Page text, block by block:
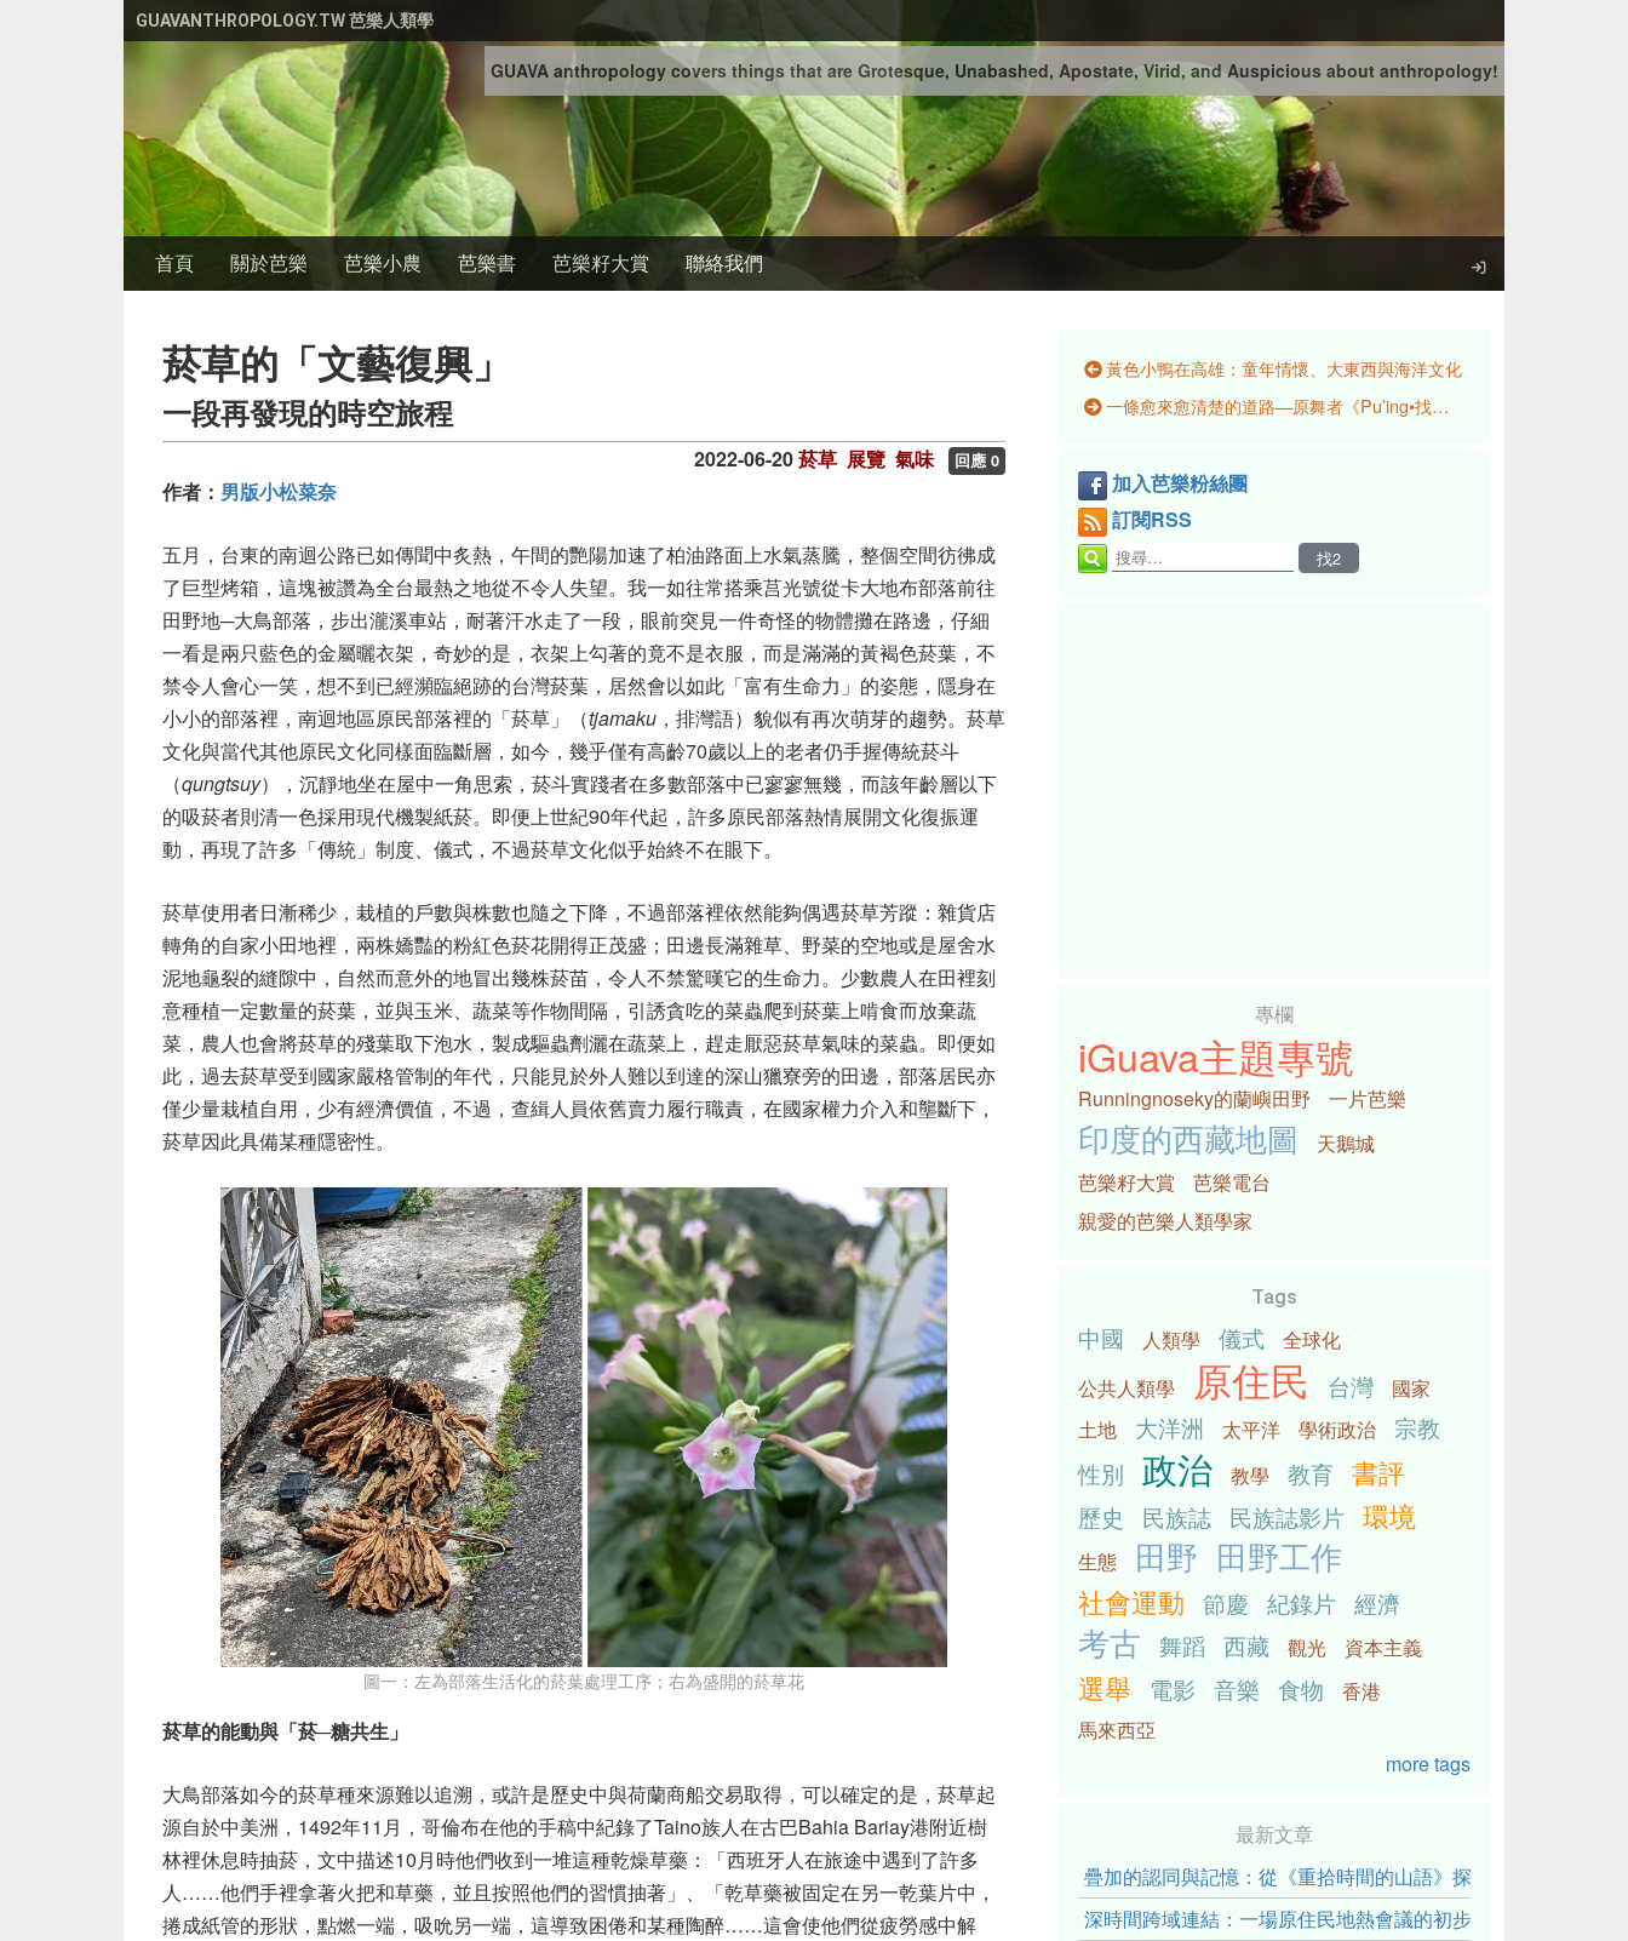
GUAVANTHROPOLOGY.TW 芭樂人類學
GUAVA anthropology covers things that are Grotesque, Unabashed, Apostate, Virid, and Auspicious about anthropology!
首頁 關於芭樂 芭樂小農 芭樂書 芭樂籽大賞 聯絡我們
菸草的「文藝復興」
一段再發現的時空旅程
2022-06-20菸草 展覽 氣味 回應 0
作者： 男版小松菜奈
五月，台東的南迴公路已如傳聞中炙熱，午間的艷陽加速了柏油路面上水氣蒸騰，整個空間彷彿成
了巨型烤箱，這塊被讚為全台最熱之地從不令人失望。我一如往常搭乘莒光號從卡大地布部落前往
田野地─大鳥部落，步出瀧溪車站，耐著汗水走了一段，眼前突見一件奇怪的物體攤在路邊，仔細
一看是兩只藍色的金屬曬衣架，奇妙的是，衣架上勾著的竟不是衣服，而是滿滿的黃褐色菸葉，不
禁令人會心一笑，想不到已經瀕臨絕跡的台灣菸葉，居然會以如此「富有生命力」的姿態，隱身在
小小的部落裡，南迴地區原民部落裡的「菸草」（tjamaku ，排灣語）貌似有再次萌芽的趨勢。菸草
文化與當代其他原民文化同樣面臨斷層，如今，幾乎僅有高齡70歲以上的老者仍手握傳統菸斗
（qungtsuy），沉靜地坐在屋中一角思索，菸斗實踐者在多數部落中已寥寥無幾，而該年齡層以下
的吸菸者則清一色採用現代機製紙菸。即便上世紀90年代起，許多原民部落熱情展開文化復振運
動，再現了許多「傳統」制度、儀式，不過菸草文化似乎始終不在眼下。
菸草使用者日漸稀少，栽植的戶數與株數也隨之下降，不過部落裡依然能夠偶遇菸草芳蹤：雜貨店
轉角的自家小田地裡，兩株嬌豔的粉紅色菸花開得正茂盛；田邊長滿雜草、野菜的空地或是屋舍水
泥地龜裂的縫隙中，自然而意外的地冒出幾株菸苗，令人不禁驚嘆它的生命力。少數農人在田裡刻
意種植一定數量的菸葉，並與玉米、蔬菜等作物間隔，引誘貪吃的菜蟲爬到菸葉上啃食而放棄蔬
菜，農人也會將菸草的殘葉取下泡水，製成驅蟲劑灑在蔬菜上，趕走厭惡菸草氣味的菜蟲。即便如
此，過去菸草受到國家嚴格管制的年代，只能見於外人難以到達的深山獵寮旁的田邊，部落居民亦
僅少量栽植自用，少有經濟價值，不過，查緝人員依舊賣力履行職責，在國家權力介入和壟斷下，
菸草因此具備某種隱密性。
圖一：左為部落生活化的菸葉處理工序；右為盛開的菸草花
菸草的能動與「菸─糖共生」
大鳥部落如今的菸草種來源難以追溯，或許是歷史中與荷蘭商船交易取得，可以確定的是，菸草起
源自於中美洲，1492年11月，哥倫布在他的手稿中紀錄了Taino族人在古巴Bahia Bariay港附近樹
林裡休息時抽菸，文中描述10月時他們收到一堆這種乾燥草藥：「西班牙人在旅途中遇到了許多
人……他們手裡拿著火把和草藥，並且按照他們的習慣抽著」、「乾草藥被固定在另一乾葉片中，
捲成紙管的形狀，點燃一端，吸吮另一端，這導致困倦和某種陶醉……這會使他們從疲勞感中解
黃色小鴨在高雄：童年情懷、大東西與海洋文化
一條愈來愈清楚的道路—原舞者《Pu’ing•找路》幕後紀實
加入芭樂粉絲團
訂閱RSS
專欄
iGuava主題專號
Runningnoseky的蘭嶼田野 一片芭樂
印度的西藏地圖
天鵝城
芭樂籽大賞
芭樂電台
親愛的芭樂人類學家
Tags
中國 人類學 儀式
全球化
公共人類學
原住民 台灣
國家
土地
大洋洲 太平洋 學術政治
宗教
性別 政治 教學 教育 書評
歷史 民族誌 民族誌影片 環境
生態 田野 田野工作
社會運動 節慶 紀錄片 經濟
考古 舞蹈 西藏 觀光 資本主義
選舉 電影 音樂 食物
香港
馬來西亞
more tags
最新文章
疊加的認同與記憶：從《重拾時間的山語》探討「我們的」立
深時間跨域連結：一場原住民地熱會議的初步觀察